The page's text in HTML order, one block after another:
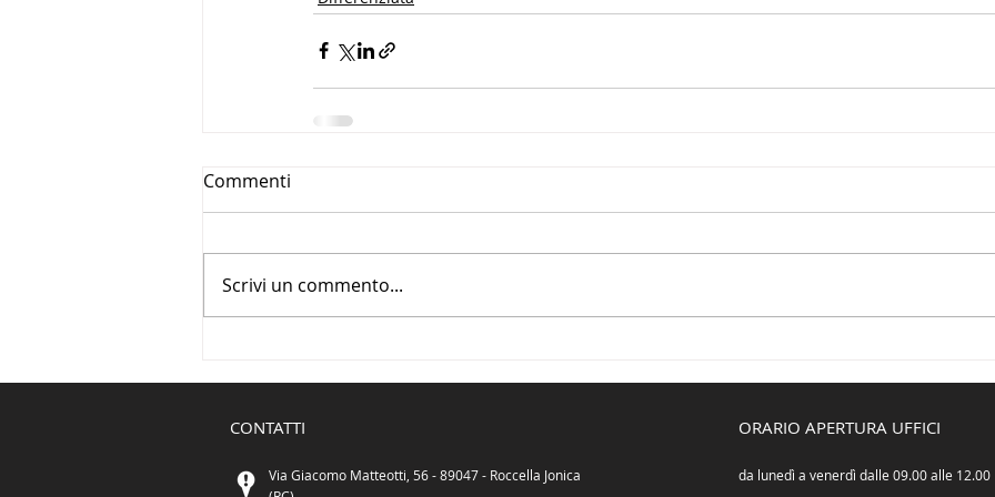
Commenti
Scrivi un commento...
CONTATTI
Via Giacomo Matteotti, 56 - 89047 - Roccella Jonica
ORARIO APERTURA UFFICI
da lunedì a venerdì dalle 09.00 alle 12.00